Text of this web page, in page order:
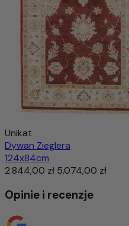
Unikat
Dywan Zieglera
124x84cm
2.844,00 zł 5.074,00 zł
Opinie i recenzje